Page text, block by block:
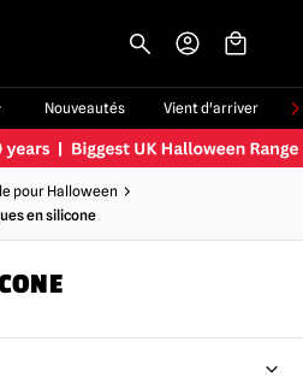
Nouveautés Vient d'arriver
pour Halloween
en silicone